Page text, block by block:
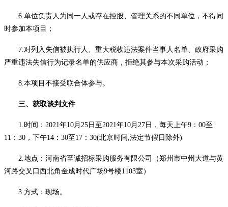
6.单位负责人为同一人或存在控股、管理关系的不同单位，不得同
时参加本项目；
7.对列入失信被执行人、重大税收违法案件当事人名单、政府采购
严重违法失信行为记录名单的供应商，拒绝其参与本次采购活动；
8.本项目不接受联合体参与。
三、获取谈判文件
1.时间： 2021年10月 25 日至2021年10月 27 日 ，每天上午9：00至
11：30，下午14：30至17：30(北京时间,法定节假日除外)
2.地点： 河南省至诚招标采购服务有限公司（郑州市中州大道与黄
河路交叉口西北角金成时代广场9号楼1103室）
3.方式：现场。